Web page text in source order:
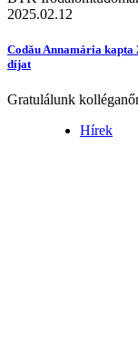
2025.02.12
Codău Annamária
díjat
Gratulálunk
Hírek